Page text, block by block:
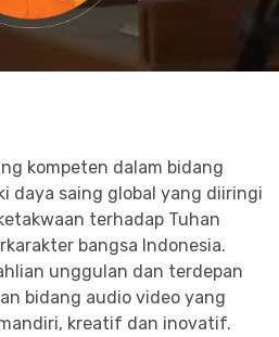
kompeten dalam bidang
daya saing global yang diiringi
terhadap Tuhan
bangsa Indonesia.
unggulan dan terdepan
bidang audio video yang
kreatif dan inovatif.